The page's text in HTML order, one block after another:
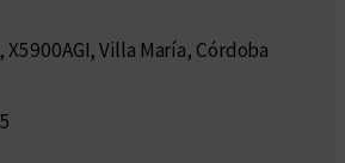
Villa María, Córdoba